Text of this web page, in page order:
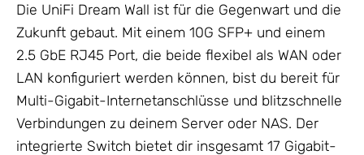
Die UniFi Dream Wall ist für die Gegenwart und die
Zukunft gebaut. Mit einem 10G SFP+ und einem
2.5 GbE RJ45 Port, die beide flexibel als WAN oder
LAN konfiguriert werden können, bist du bereit für
Multi-Gigabit-Internetanschlüsse und blitzschnelle
Verbindungen zu deinem Server oder NAS. Der
integrierte Switch bietet dir insgesamt 17 Gigabit-